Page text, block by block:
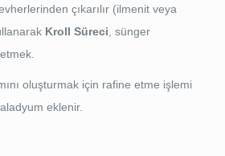
çıkarılır (ilmenit veya
Kroll Süreci , sünger
oluşturmak için rafine etme işlemi
eklenir.